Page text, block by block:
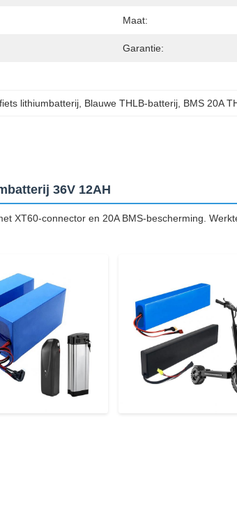
Maat:
Garantie:
lithiumbatterij Blauwe THLB-batterij BMS 20A
36V 12AH
XT60-connector en 20A BMS-bescherming.